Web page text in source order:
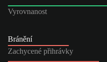
Vyrovnanost
Bránění
Zachycené přihrávky